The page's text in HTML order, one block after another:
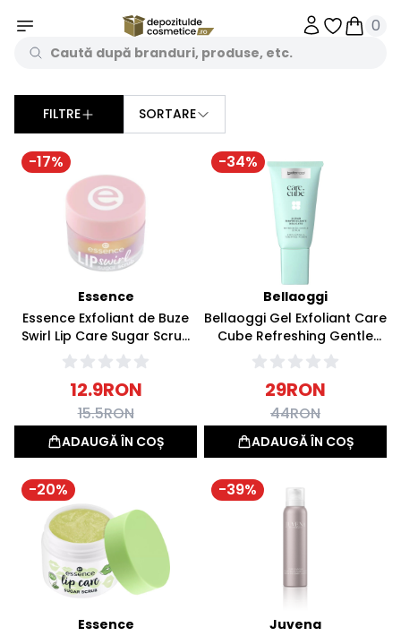
Obiecte
0
FILTRE SORTARE
-17%
Essence
Essence Exfoliant de Buze
Swirl Lip Care Sugar Scrub
8g
12.9RON
15.5RON
ADAUGĂ ÎN COȘ
-34%
Bellaoggi
Bellaoggi Gel Exfoliant Care
Cube Refreshing Gentle
Scrub 75ml
29RON
44RON
ADAUGĂ ÎN COȘ
-20%
Essence
-39%
Juvena